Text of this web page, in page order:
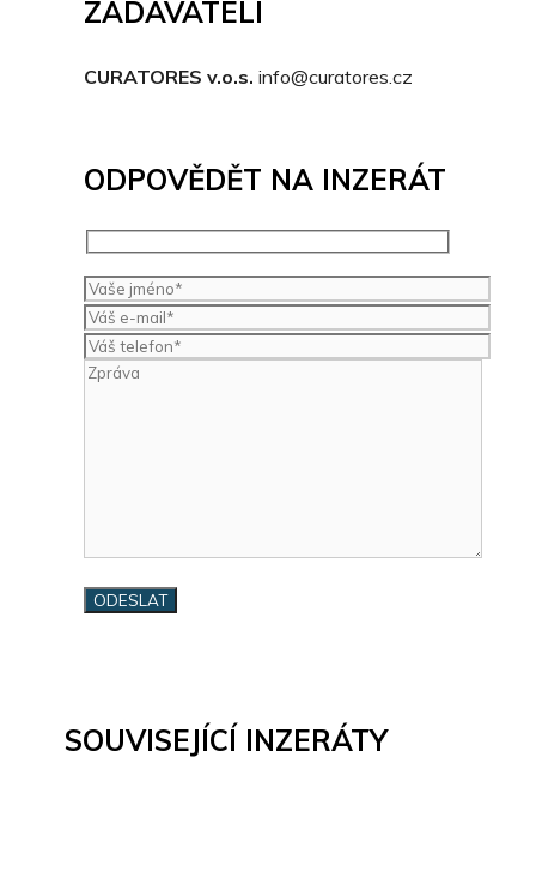
ZADAVATELI
CURATORES v.o.s. info@curatores.cz
ODPOVĚDĚT NA INZERÁT
SOUVISEJÍCÍ INZERÁTY